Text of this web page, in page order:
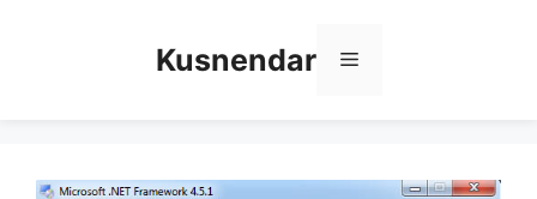
Kusnendar Menu